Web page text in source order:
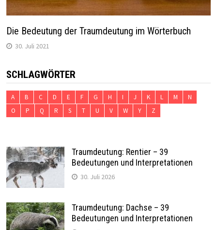
Die Bedeutung der Traumdeutung im Wörterbuch
30. Juli 2021
SCHLAGWÖRTER
A B C D E F G H I J K L M
N
O
P Q R S T U V W Y Z
Traumdeutung: Rentier – 39
Bedeutungen und Interpretationen
30. Juli 2026
Traumdeutung: Dachse – 39
Bedeutungen und Interpretationen